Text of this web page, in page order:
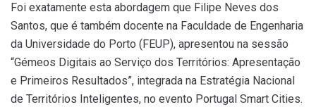
Foi exatamente esta abordagem que Filipe Neves dos
Santos, que é também docente na Faculdade de Engenharia
da Universidade do Porto (FEUP), apresentou na sessão
“Gémeos Digitais ao Serviço dos Territórios: Apresentação
e Primeiros Resultados”, integrada na Estratégia Nacional
de Territórios Inteligentes, no evento Portugal Smart Cities.